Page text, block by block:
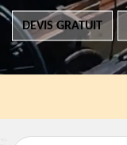
DEVIS GRATUIT